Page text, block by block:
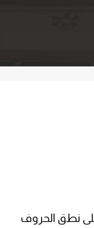
نطق الحروف